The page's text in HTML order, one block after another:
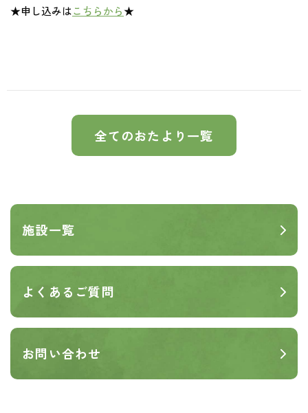
★申し込みはこちらから★
全てのおたより一覧
施設一覧
よくあるご質問
お問い合わせ